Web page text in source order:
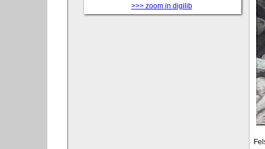
>>> zoom in digilib